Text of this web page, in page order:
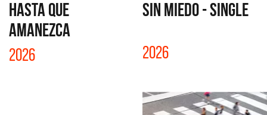
HASTA QUE
AMANEZCA
2026
SIN MIEDO - SINGLE
2026